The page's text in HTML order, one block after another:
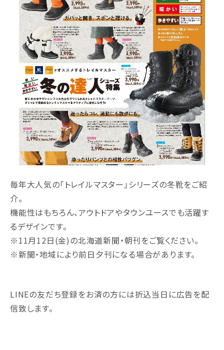
毎年大人気の「トレイルマスター」シリーズの冬靴をご紹
介。
機能性はもちろん、アウトドアやタウンユースでも活躍す
るデザインです。
※11月12日(金)の北海道新聞・朝刊をご覧ください。
※新聞・地域により前日夕刊になる場合があります。
LINEの友だち登録をお済の方には折込当日に広告を配
信致します。